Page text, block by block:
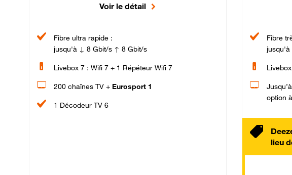
Voir le détail
Fibre ultra rapide :
jusqu'à ↓ 8 Gbit/s ↑ 8 Gbit/s
Livebox 7 : Wifi 7 + 1 Répéteur Wifi 7
200 chaînes TV + Eurosport 1
1 Décodeur TV 6
Fibre
option
lieu